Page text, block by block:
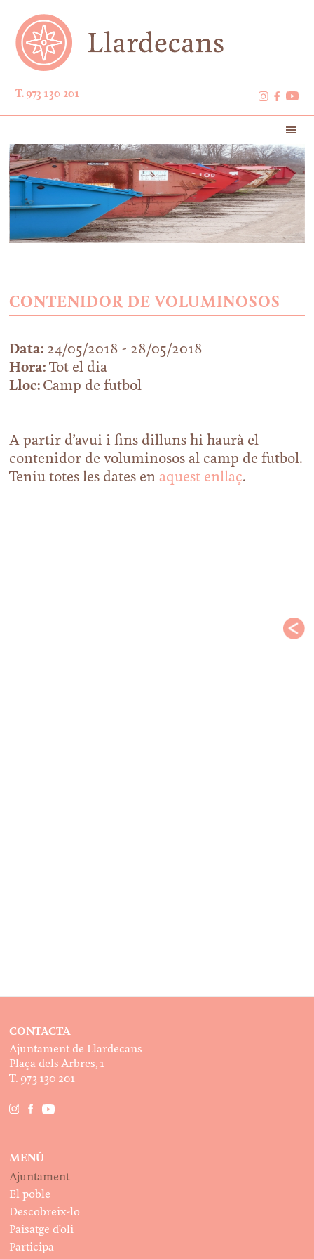
T. 973 130 201
CONTENIDOR DE VOLUMINOSOS
Data: 24/05/2018 - 28/05/2018
Hora: Tot el dia
Lloc: Camp de futbol
A partir d’avui i fins dilluns hi haurà el
contenidor de voluminosos al camp de futbol.
Teniu totes les dates enaquest enllaç.
CONTACTA
Ajuntament de Llardecans
Plaça dels Arbres, 1
T. 973 130 201
MENÚ
Ajuntament
El poble
Descobreix-lo
Paisatge d’oli
Participa